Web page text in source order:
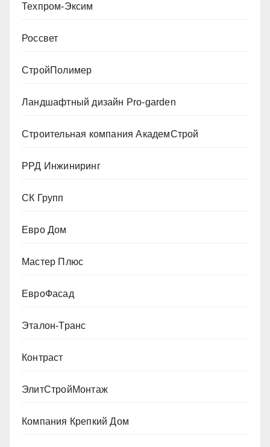
Техпром-Эксим
Россвет
СтройПолимер
Ландшафтный дизайн Pro-garden
Строительная компания АкадемСтрой
РРД Инжиниринг
СК Групп
Евро Дом
Мастер Плюс
ЕвроФасад
Эталон-Транс
Контраст
ЭлитСтройМонтаж
Компания Крепкий Дом